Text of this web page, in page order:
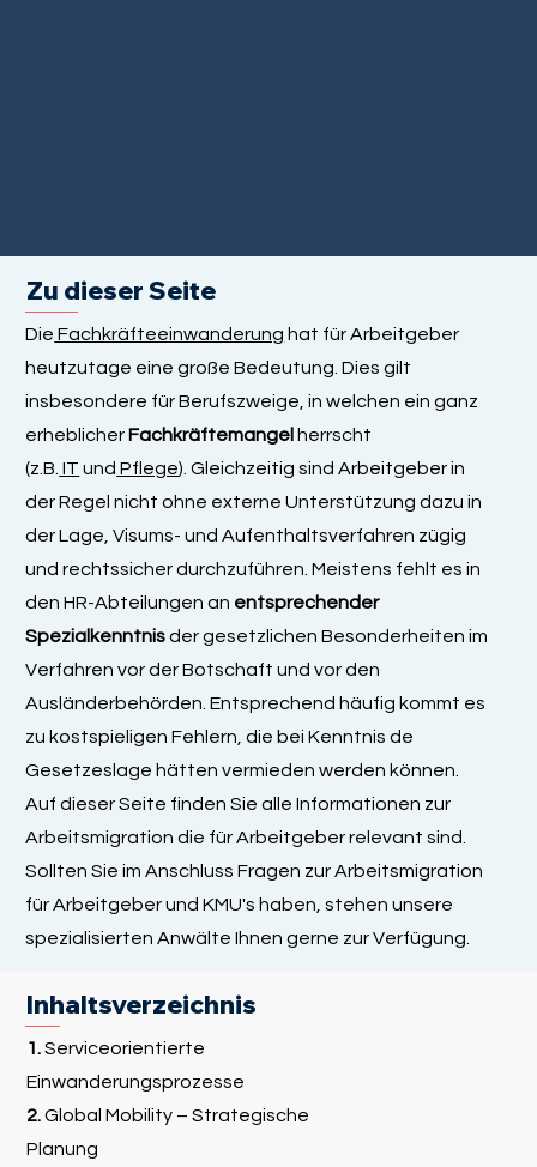
Zu dieser Seite
Die Fachkräfteeinwanderung hat für Arbeitgeber
heutzutage eine große Bedeutung. Dies gilt
insbesondere für Berufszweige, in welchen ein ganz
erheblicherFachkräftemangelherrscht
(z.B. IT und Pflege). Gleichzeitig sind Arbeitgeber in
der Regel nicht ohne externe Unterstützung dazu in
der Lage, Visums- und Aufenthaltsverfahren zügig
und rechtssicher durchzuführen. Meistens fehlt es in
den HR-Abteilungen an entsprechender
Spezialkenntnisder gesetzlichen Besonderheiten im
Verfahren vor der Botschaft und vor den
Ausländerbehörden. Entsprechend häufig kommt es
zu kostspieligen Fehlern, die bei Kenntnis de
Gesetzeslage hätten vermieden werden können.
Auf dieser Seite finden Sie alle Informationen zur
Arbeitsmigration die für Arbeitgeber relevant sind.
Sollten Sie im Anschluss Fragen zur Arbeitsmigration
für Arbeitgeber und KMU's haben, stehen unsere
spezialisierten Anwälte Ihnen gerne zur Verfügung.
Inhaltsverzeichnis
1.Serviceorientierte
Einwanderungsprozesse
2.Global Mobility – Strategische
Planung